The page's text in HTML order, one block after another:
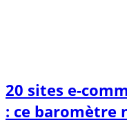
20 sites e-
: ce baromètre